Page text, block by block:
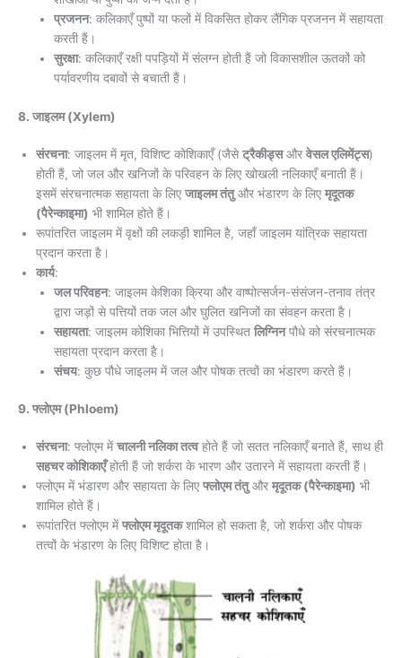
प्रजनन: कलिकाएँ पुष्पों या फलों में विकसित होकर लैंगिक प्रजनन में सहायता
करती हैं।
सुरक्षा: कलिकाएँ रक्षी पपड़ियों में संलग्न होती हैं जो विकासशील ऊतकों को
पर्यावरणीय दबावों से बचाती हैं।
8. जाइलम (Xylem)
संरचना: जाइलम में मृत, विशिष्ट कोशिकाएँ (जैसेट्रैकीड्सऔर वेसल एलिमेंट्स)
होती हैं, जो जल और खनिजों के परिवहन के लिए खोखली नलिकाएँ बनाती हैं।
इसमें संरचनात्मक सहायता के लिए जाइलम तंतुऔर भंडारण के लिए मृदूतक
(पैरेन्काइमा) भी शामिल होते हैं।
रूपांतरित जाइलम में वृक्षों की लकड़ी शामिल है, जहाँ जाइलम यांत्रिक सहायता
प्रदान करता है।
कार्य:
जल परिवहन: जाइलम केशिका क्रिया और वाष्पोत्सर्जन-संसंजन-तनाव तंत्र
द्वारा जड़ों से पत्तियों तक जल और घुलित खनिजों का संवहन करता है।
सहायता: जाइलम कोशिका भित्तियों में उपस्थित लिग्निनपौधे को संरचनात्मक
सहायता प्रदान करता है।
संचय: कुछ पौधे जाइलम में जल और पोषक तत्वों का भंडारण करते हैं।
9. फ्लोएम (Phloem)
संरचना: फ्लोएम मेंचालनी नलिका तत्वहोते हैं जो सतत नलिकाएँ बनाते हैं, साथ ही
सहचर कोशिकाएँहोती हैं जो शर्करा के भारण और उतारने में सहायता करती हैं।
फ्लोएम में भंडारण और सहायता के लिए फ्लोएम तंतुऔर मृदूतक (पैरेन्काइमा) भी
शामिल होते हैं।
रूपांतरित फ्लोएम मेंफ्लोएम मृदूतकशामिल हो सकता है, जो शर्करा और पोषक
तत्वों के भंडारण के लिए विशिष्ट होता है।